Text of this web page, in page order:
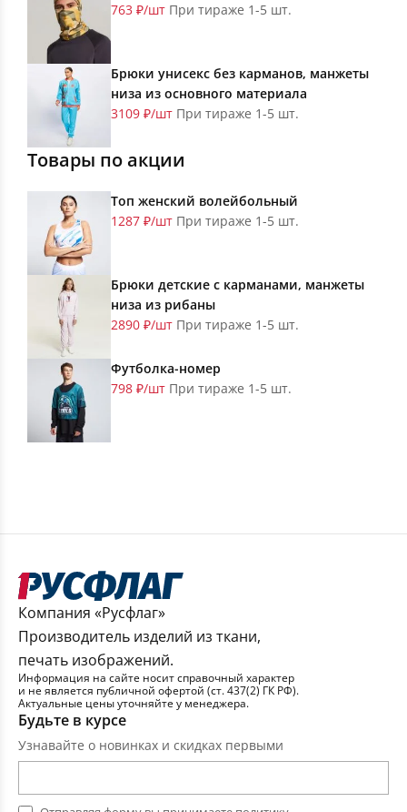
763 ₽/шт При тираже 1-5 шт.
Брюки унисекс без карманов, манжеты
низа из основного материала
3109 ₽/шт При тираже 1-5 шт.
Товары по акции
Топ женский волейбольный
1287 ₽/шт При тираже 1-5 шт.
Брюки детские с карманами, манжеты
низа из рибаны
2890 ₽/шт При тираже 1-5 шт.
Футболка-номер
798 ₽/шт При тираже 1-5 шт.
Компания «Русфлаг»
Производитель изделий из ткани,
печать изображений.
Информация на сайте носит справочный характер
и не является публичной офертой (ст. 437(2) ГК РФ).
Актуальные цены уточняйте у менеджера.
Будьте в курсе
Узнавайте о новинках и скидках первыми